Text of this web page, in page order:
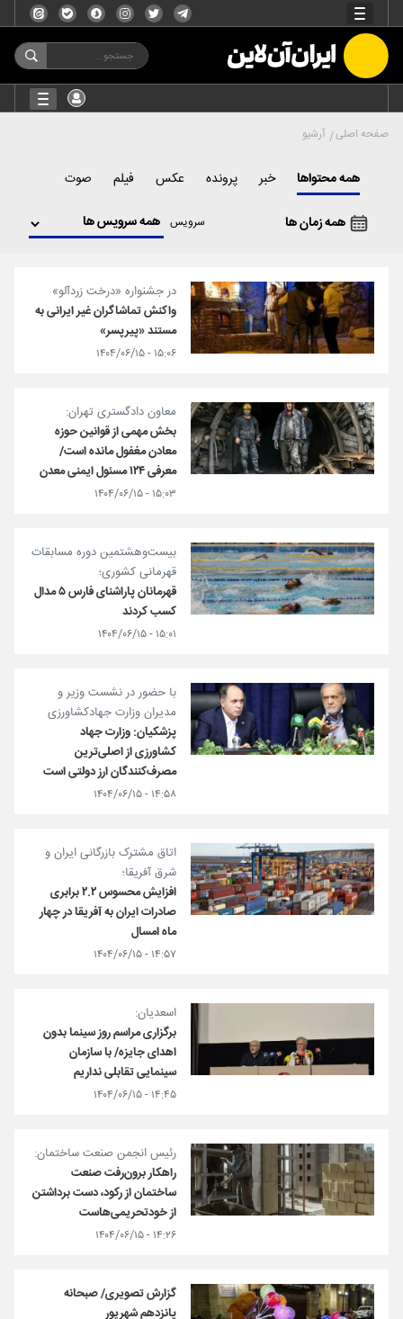
صفحه اصلی آرشیو
همه محتواها خبر پرونده عکس فیلم صوت
همه زمان ها سرویس
در جشنواره «درخت زردآلو»
واکنش تماشاگران غیر ایرانی به
مستند «پیرپسر»
۱۵:۰۶ - ۱۴۰۴/۰۶/۱۵
معاون دادگستری تهران:
بخش‌ مهمی از قوانین حوزه
معادن مغفول مانده است/
معرفی ۱۲۴ مسئول ایمنی معدن
۱۵:۰۳ - ۱۴۰۴/۰۶/۱۵
بیست‌وهشتمین دوره مسابقات
قهرمانی کشوری؛
قهرمانان پاراشنای فارس ۵ مدال
کسب کردند
۱۵:۰۱ - ۱۴۰۴/۰۶/۱۵
با حضور در نشست وزیر و
مدیران وزارت جهادکشاورزی
پزشکیان: وزارت جهاد
کشاورزی از اصلی‌ترین
مصرف‌کنندگان ارز دولتی است
۱۴:۵۸ - ۱۴۰۴/۰۶/۱۵
اتاق مشترک بازرگانی ایران و
شرق آفریقا؛
افزایش محسوس ۲.۲ برابری
صادرات ایران به آفریقا در چهار
ماه امسال
۱۴:۵۷ - ۱۴۰۴/۰۶/۱۵
اسعدیان:
برگزاری مراسم روز سینما بدون
اهدای جایزه/ با سازمان
سینمایی تقابلی نداریم
۱۴:۴۵ - ۱۴۰۴/۰۶/۱۵
رئیس انجمن صنعت ساختمان:
راهکار برون‌رفت صنعت
ساختمان از رکود، دست برداشتن
از خودتحریمی‌هاست
۱۴:۲۶ - ۱۴۰۴/۰۶/۱۵
گزارش تصویری/ صبحانه
پانزدهم شهریور